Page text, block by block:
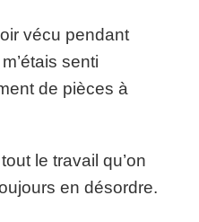
vécu pendant
senti
de pièces à
le travail qu’on
en désordre.